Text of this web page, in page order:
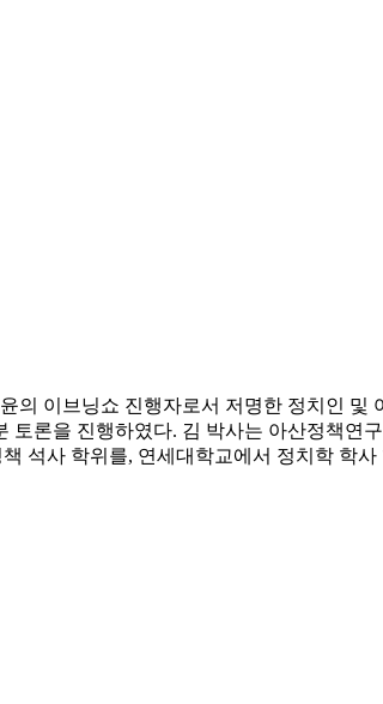
의 이브닝쇼 진행자로서 저명한 정치인 및
론을 진행하였다. 김 박사는 아산정책연
석사 학위를, 연세대학교에서 정치학 학사